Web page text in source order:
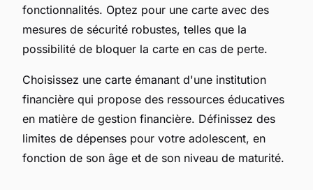
fonctionnalités. Optez pour une carte avec des
mesures de sécurité robustes, telles que la
possibilité de bloquer la carte en cas de perte.
Choisissez une carte émanant d'une institution
financière qui propose des ressources éducatives
en matière de gestion financière. Définissez des
limites de dépenses pour votre adolescent, en
fonction de son âge et de son niveau de maturité.